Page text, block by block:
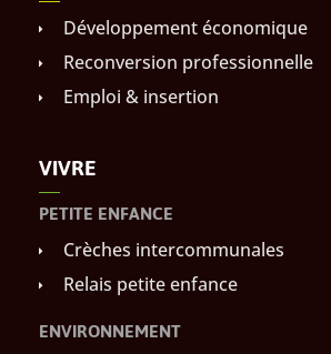
Développement économique
Reconversion professionnelle
Emploi & insertion
VIVRE
PETITE ENFANCE
Crèches intercommunales
Relais petite enfance
ENVIRONNEMENT